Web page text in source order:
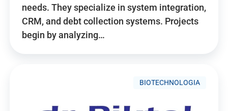
needs. They specialize in system integration,
CRM, and debt collection systems. Projects
begin by analyzing…
BIOTECHNOLOGIA